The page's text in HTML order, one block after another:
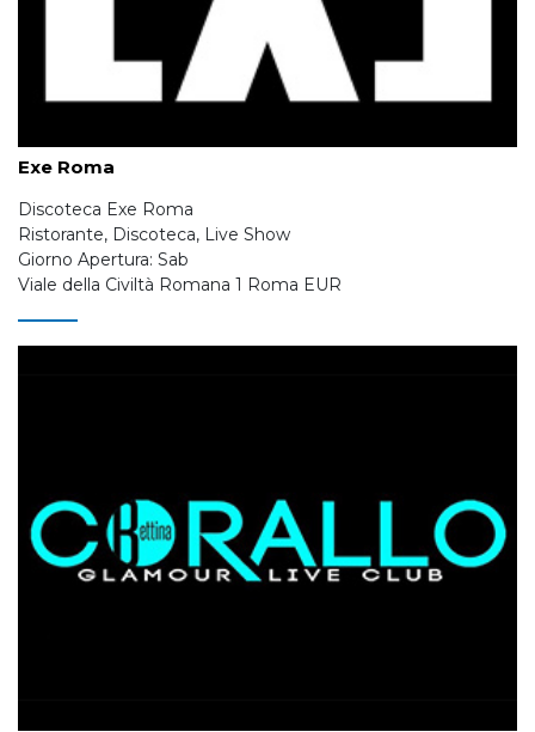
Exe Roma
Discoteca Exe Roma
Ristorante, Discoteca, Live Show
Giorno Apertura: Sab
Viale della Civiltà Romana 1 Roma EUR